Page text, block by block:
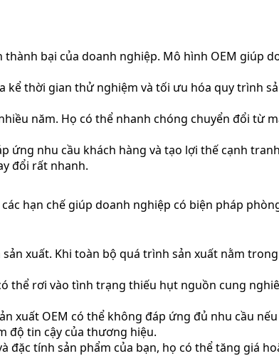
bại của doanh nghiệp. Mô hình OEM giúp
thời gian thử nghiệm và tối ưu hóa quy trình
năm. Họ có thể nhanh chóng chuyển đổi từ
nhu cầu khách hàng và tạo lợi thế cạnh
đổi rất nhanh.
hạn chế giúp doanh nghiệp có biện pháp
xuất. Khi toàn bộ quá trình sản xuất nằm
thể rơi vào tình trạng thiếu hụt nguồn cung
xuất OEM có thể không đáp ứng đủ nhu cầu
độ tin cậy của thương hiệu.
tính sản phẩm của bạn, họ có thể tăng giá